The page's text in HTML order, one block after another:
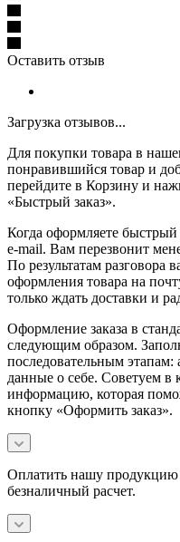
Оставить отзыв
Загрузка отзывов...
Для покупки товара в
понравившийся товар и
перейдите в Корзину и
«Быстрый заказ».
Когда оформляете
e-mail. Вам перезвонит
По результатам разговора
оформления товара на
только ждать доставки и
Оформление заказа в
следующим образом.
последовательным этапам:
данные о себе. Советуем в
информацию, которая
кнопку «Оформить заказ».
Оплатить нашу продукцию
безналичный расчет.